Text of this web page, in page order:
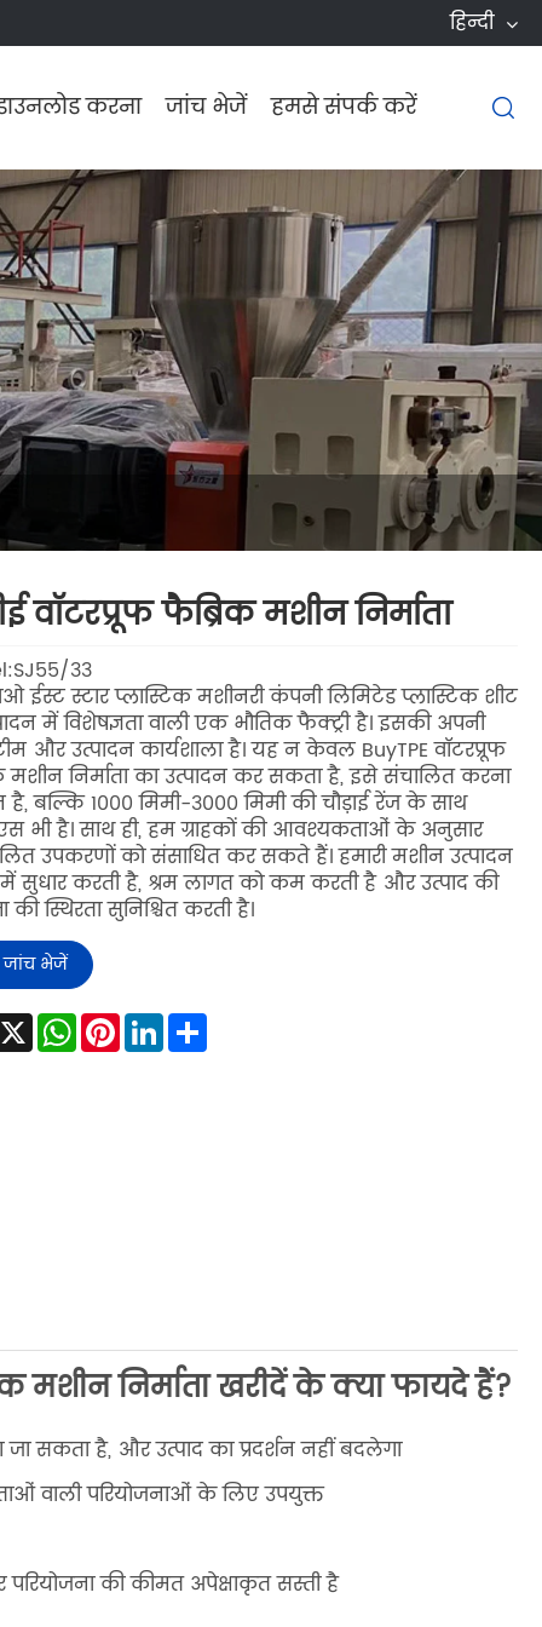
हिन्दी
करना जांच भेजें हमसे संपर्क करें 
वॉटरप्रूफ फैब्रिक मशीन निर्माता
33
ईस्ट स्टार प्लास्टिक मशीनरी कंपनी लिमिटेड प्लास्टिक शीट
में विशेषज्ञता वाली एक भौतिक फैक्ट्री है। इसकी अपनी
और उत्पादन कार्यशाला है। यह न केवल BuyTPE वॉटरप्रूफ
मशीन निर्माता का उत्पादन कर सकता है, इसे संचालित करना
बल्कि 1000 मिमी-3000 मिमी की चौड़ाई रेंज के साथ
भी है। साथ ही, हम ग्राहकों की आवश्यकताओं के अनुसार
उपकरणों को संसाधित कर सकते हैं। हमारी मशीन उत्पादन
में सुधार करती है, श्रम लागत को कम करती है और उत्पाद की
की स्थिरता सुनिश्चित करती है।
जांच भेजें
X WhatsApp
Pinterest
LinkedInShare
मशीन निर्माता खरीदें के क्या फायदे हैं?
जा सकता है, और उत्पाद का प्रदर्शन नहीं बदलेगा
वाली परियोजनाओं के लिए उपयुक्त
परियोजना की कीमत अपेक्षाकृत सस्ती है